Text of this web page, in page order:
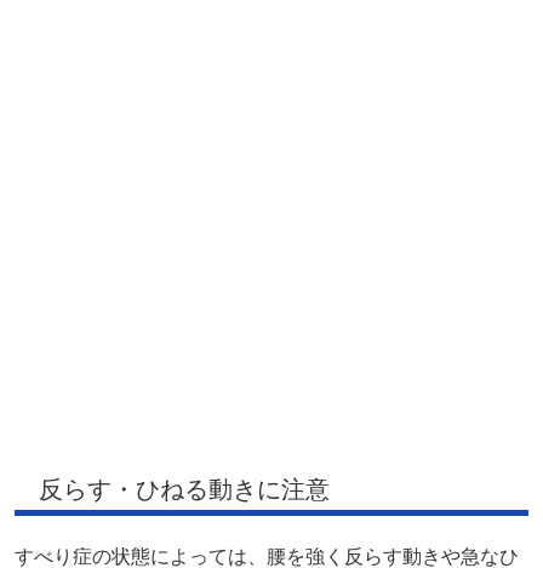
反らす・ひねる動きに注意
すべり症の状態によっては、腰を強く反らす動きや急なひ